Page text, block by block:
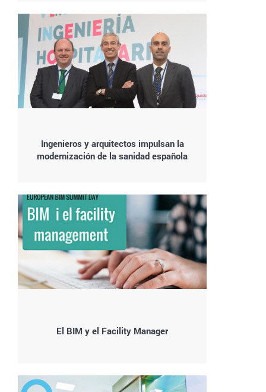
Ingenieros y arquitectos impulsan la
modernización de la sanidad española
El BIM y el Facility Manager